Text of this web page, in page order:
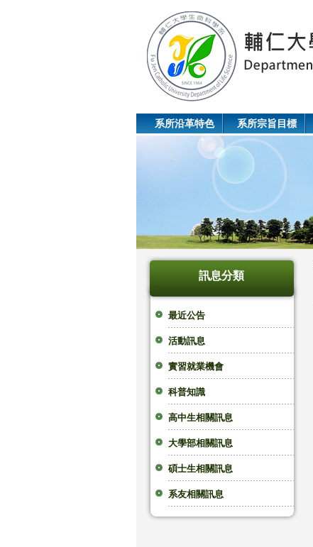
系所沿革特色 系所宗旨目標
訊息分類
最近公告
活動訊息
實習就業機會
科普知識
高中生相關訊息
大學部相關訊息
碩士生相關訊息
系友相關訊息